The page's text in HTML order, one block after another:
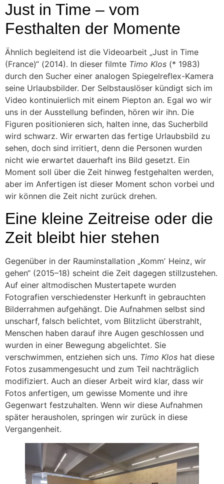
Just in Time – vom
Festhalten der Momente
Ähnlich begleitend ist die Videoarbeit „Just in Time
(France)“ (2014). In dieser filmte Timo Klos (* 1983)
durch den Sucher einer analogen Spiegelreflex-Kamera
seine Urlaubsbilder. Der Selbstauslöser kündigt sich im
Video kontinuierlich mit einem Piepton an. Egal wo wir
uns in der Ausstellung befinden, hören wir ihn. Die
Figuren positionieren sich, halten inne, das Sucherbild
wird schwarz. Wir erwarten das fertige Urlaubsbild zu
sehen, doch sind irritiert, denn die Personen wurden
nicht wie erwartet dauerhaft ins Bild gesetzt. Ein
Moment soll über die Zeit hinweg festgehalten werden,
aber im Anfertigen ist dieser Moment schon vorbei und
wir können die Zeit nicht zurück drehen.
Eine kleine Zeitreise oder die
Zeit bleibt hier stehen
Gegenüber in der Rauminstallation „Kommʼ Heinz, wir
gehen“ (2015–18) scheint die Zeit dagegen stillzustehen.
Auf einer altmodischen Mustertapete wurden
Fotografien verschiedenster Herkunft in gebrauchten
Bilderrahmen aufgehängt. Die Aufnahmen selbst sind
unscharf, falsch belichtet, vom Blitzlicht überstrahlt,
Menschen haben darauf ihre Augen geschlossen und
wurden in einer Bewegung abgelichtet. Sie
verschwimmen, entziehen sich uns. Timo Klos hat diese
Fotos zusammengesucht und zum Teil nachträglich
modifiziert. Auch an dieser Arbeit wird klar, dass wir
Fotos anfertigen, um gewisse Momente und ihre
Gegenwart festzuhalten. Wenn wir diese Aufnahmen
später herausholen, springen wir zurück in diese
Vergangenheit.